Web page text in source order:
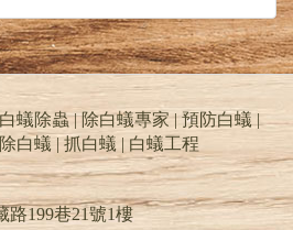
其食物來源。
，導致環境濕度過高，需加
防水處理。
稱(灰泥甲蟲及真菌甲蟲)
褐色，剛孵化為乳白色，慢
趨光性，主要生長在有機腐
菌絲，一旦發生危害，其群體
造成密度急劇加增。
蟻除蟲 | 除白蟻專家 | 預防白蟻 |
白蟻 | 抓白蟻 | 白蟻工程
路199巷21號1樓